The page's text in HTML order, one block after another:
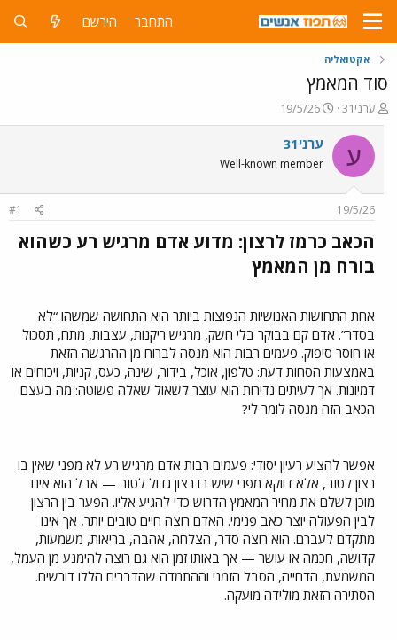
התחבר הירשם
אקטואליה
סוד המאמץ
פ
ו
ת
ח
ה
ו
ש
א
ערני31
פ
ו
ר
ם
ר
י
ך
19/5/26
ע ערני31
Well-known member
19/5/26
#1
הכאב כרמז לרצון: מדוע אדם מרגיש רע כשהוא
בורח מן המאמץ​
אחת התחושות האנושיות הנפוצות ביותר היא התחושה שמשהו “לא
בסדר”. אדם קם בבוקר בלי חשק, מרגיש ריקנות, עצבות, מתח, תסכול
או חוסר סיפוק. פעמים רבות הוא מנסה לברוח מן ההרגשה הזאת
באמצעות הסחות דעת: טלפון, אוכל, בידור, שינה, כעס, קניות, ויכוחים או
דמיונות. אך לעיתים נדירות הוא עוצר לשאול שאלה פשוטה: מה בעצם
הכאב הזה מנסה לומר לי?
אפשר להציע רעיון יסודי: פעמים רבות אדם מרגיש רע לא מפני שאין בו
רצון לטוב, אלא דווקא מפני שיש בו רצון גדול לטוב — אבל הוא אינו
מוכן לשלם את מחיר המאמץ הדרוש כדי להגיע אליו. הפער בין הרצון
לבין הפעולה יוצר כאב פנימי. האדם רוצה חיים טובים יותר, אך אינו
מתקדם לעברם. הוא רוצה סדר, הצלחה, אהבה, בריאות, משמעות,
קדושה, חכמה או עושר — אך באותו זמן הוא גם רוצה להימנע מן העמל,
המשמעת, הדחייה, הסבל הזמני וההתמדה שהדברים הללו דורשים.
הסתירה הזאת מולידה מועקה.